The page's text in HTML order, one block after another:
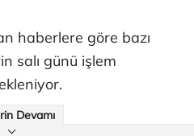
haberlere göre bazı
salı günü işlem
Devamı